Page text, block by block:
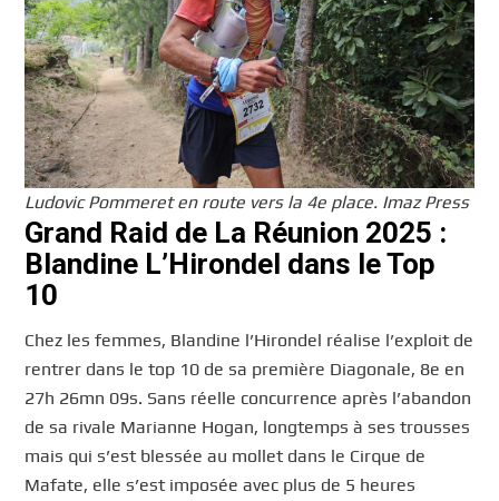
Ludovic Pommeret en route vers la 4e place. Imaz Press
Grand Raid de La Réunion 2025 :
Blandine L’Hirondel dans le Top
10
Chez les femmes, Blandine l’Hirondel réalise l’exploit de
rentrer dans le top 10 de sa première Diagonale, 8e en
27h 26mn 09s. Sans réelle concurrence après l’abandon
de sa rivale Marianne Hogan, longtemps à ses trousses
mais qui s’est blessée au mollet dans le Cirque de
Mafate, elle s’est imposée avec plus de 5 heures